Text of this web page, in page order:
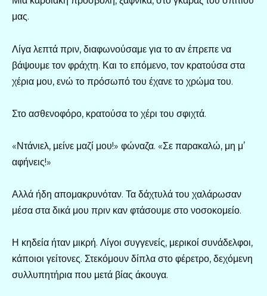
μας.
Λίγα λεπτά πριν, διαφωνούσαμε για το αν έπρεπε να
βάψουμε τον φράχτη. Και το επόμενο, τον κρατούσα στα
χέρια μου, ενώ το πρόσωπό του έχανε το χρώμα του.
Στο ασθενοφόρο, κρατούσα το χέρι του σφιχτά.
«Ντάνιελ, μείνε μαζί μου!» φώναζα. «Σε παρακαλώ, μη μ’
αφήνεις!»
Αλλά ήδη απομακρυνόταν. Τα δάχτυλά του χαλάρωσαν
μέσα στα δικά μου πριν καν φτάσουμε στο νοσοκομείο.
Η κηδεία ήταν μικρή. Λίγοι συγγενείς, μερικοί συνάδελφοι,
κάποιοι γείτονες. Στεκόμουν δίπλα στο φέρετρο, δεχόμενη
συλλυπητήρια που μετά βίας άκουγα.